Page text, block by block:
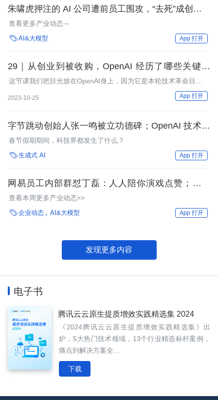
朱啸虎押注的 AI 公司遭前员工围攻，“去死”成创始人
口头禅；小红书取消 R 职级，将激励和职级晋升解
绑；谷歌前 CEO：AI 创业可先“偷”后“处理”｜AI 周
报
查看更多产业动态～
AI&大模型 App 打开
29｜从创业到被收购，OpenAI 经历了哪些关键阶
段？
这节课我们把目光放在OpenAI身上，因为它是本轮技术革命目前
2023-10-25 App 打开
字节跳动创始人张一鸣被立功德碑；OpenAI 技术大
神离职；上线 11 年后，微信终结了搭讪神器“摇一
春节假期期间，科技界都发生了什么？
生成式 AI App 打开
网易员工内部群怼丁磊：人人陪你演戏点赞；李彦
宏：开源模型是智商税；小红书再裁员：人效比只能
查看本周更多产业动态>>
企业动态 AI&大模型 App 打开
发现更多内容
电子书
腾讯云云原生提质增效实践精选集 2024
《2024腾讯云云原生提质增效实践精选集》出
炉，5大热门技术领域，13个行业精选标杆案例，
痛点到解决方案全...
下载